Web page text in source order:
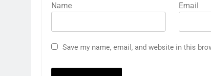
Name Email
Save my name, email, and website in this